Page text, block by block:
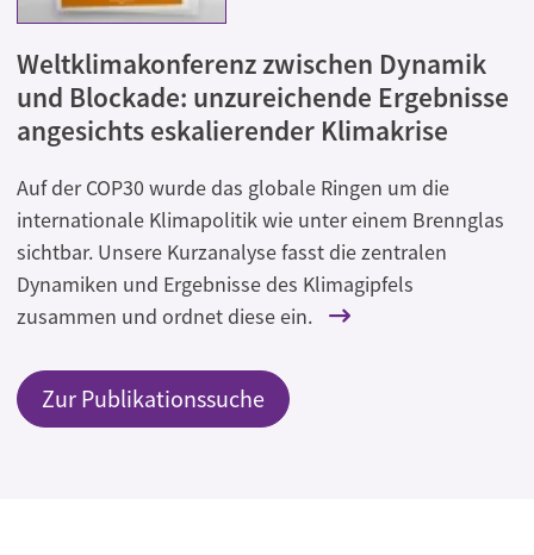
Weltklimakonferenz zwischen Dynamik
und Blockade: unzureichende Ergebnisse
angesichts eskalierender Klimakrise
Auf der COP30 wurde das globale Ringen um die
internationale Klimapolitik wie unter einem Brennglas
sichtbar. Unsere Kurzanalyse fasst die zentralen
Dynamiken und Ergebnisse des Klimagipfels
zusammen und ordnet diese ein.
Zur Publikationssuche